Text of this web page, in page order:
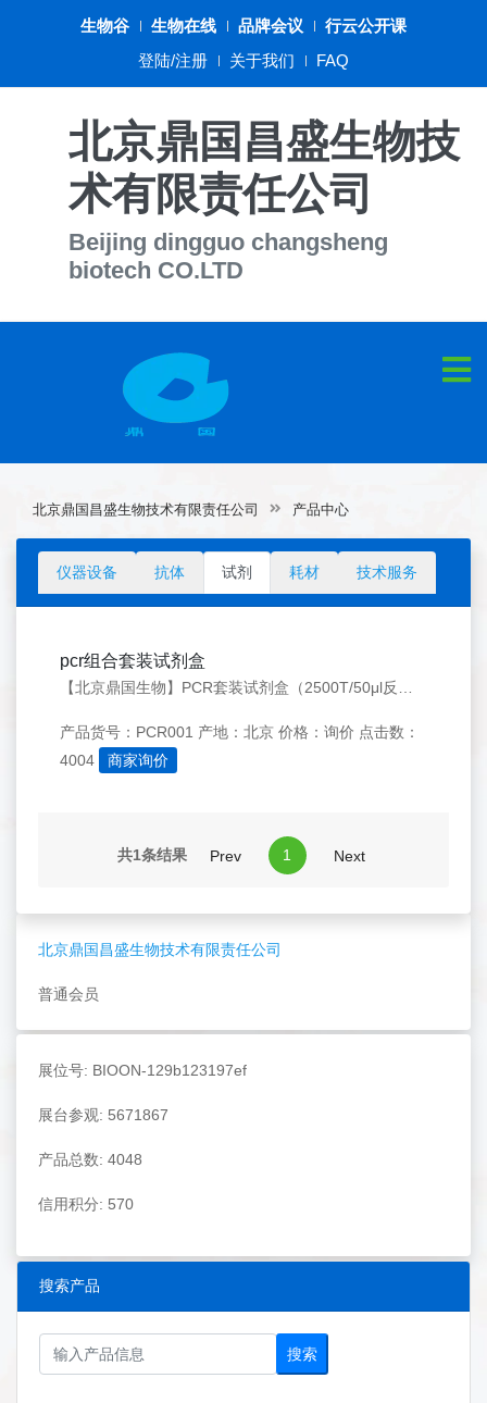
生物谷 生物在线 品牌会议
行云公开课
登陆/注册
关于我们 FAQ
北京鼎国昌盛生物技
术有限责任公司
Beijing dingguo changsheng
biotech CO.LTD
北京鼎国昌盛生物技术有限责任公司
普通会员
展位号: BIOON-129b123197ef
展台参观: 5671867
产品总数: 4048
信用积分: 570
搜索产品
搜索
北京鼎国昌盛生物技术有限责任公司 产品中心
仪器设备 抗体 试剂 耗材 技术服务
pcr组合套装试剂盒
产品货号：PCR001 产地：北京 价格：询价 点击数：
4004
商家询价
共1条结果 Prev 1 Next